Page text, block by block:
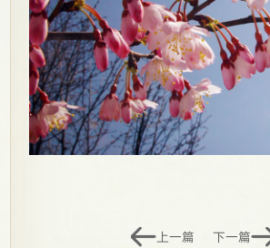
上一篇
下一篇